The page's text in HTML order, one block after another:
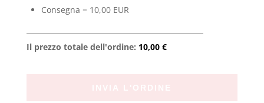
Consegna = 10,00 EUR
Il prezzo totale dell'ordine: 10,00 €